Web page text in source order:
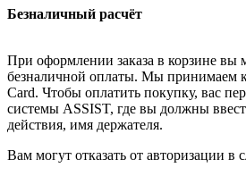
Безналичный расчёт
При оформлении заказа в корзине вы
безналичной оплаты. Мы принимаем
Card. Чтобы оплатить покупку, вас
системы ASSIST, где вы должны
действия, имя держателя.
Вам могут отказать от авторизации в